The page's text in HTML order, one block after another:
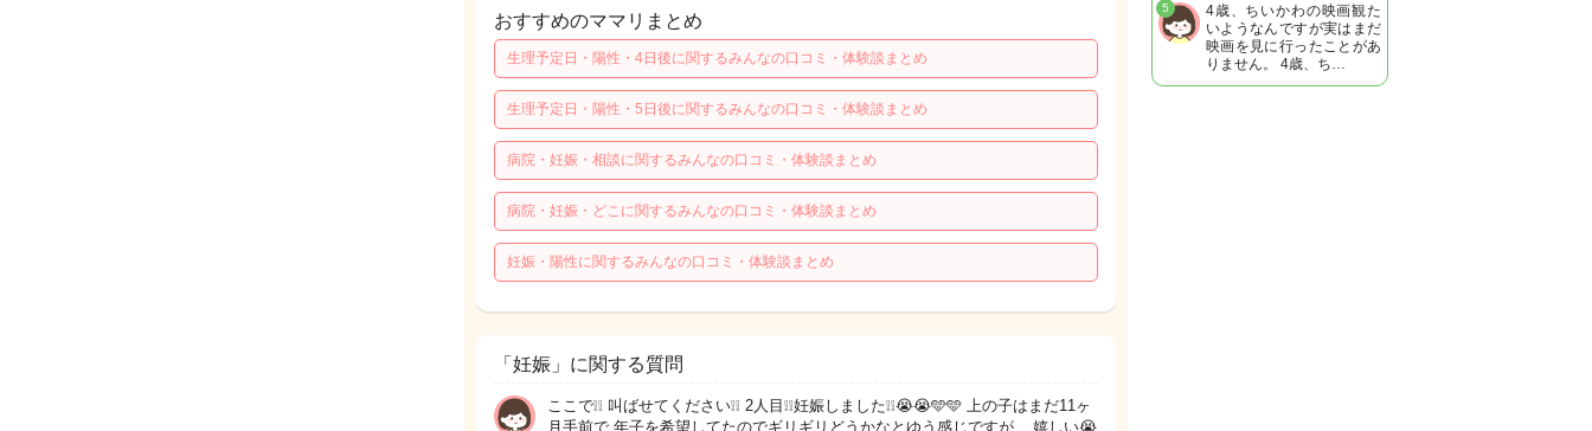
おすすめのママリまとめ
生理予定日・陽性・4日後に関するみんなの口コミ・体験談まとめ
生理予定日・陽性・5日後に関するみんなの口コミ・体験談まとめ
病院・妊娠・相談に関するみんなの口コミ・体験談まとめ
病院・妊娠・どこに関するみんなの口コミ・体験談まとめ
妊娠・陽性に関するみんなの口コミ・体験談まとめ
「妊娠」に関する質問
ここで❕❕ 叫ばせてください❕❕ 2人目❕❕妊娠しました❕❕😭😭🩵🩵 上の子はまだ11ヶ
月手前で 年子を希望してたのでギリギリどうかなとゆう感じですが... 嬉しい😭
4歳、ちいかわの映画観た
いようなんですが実はまだ
映画を見に行ったことがあ
りません。 4歳、ち…
5